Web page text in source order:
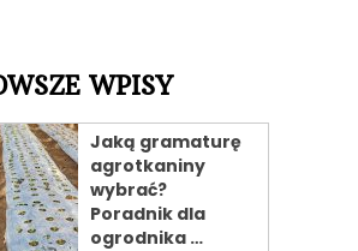
WPISY
Jaką gramaturę
agrotkaniny
wybrać?
Poradnik dla
ogrodnika …